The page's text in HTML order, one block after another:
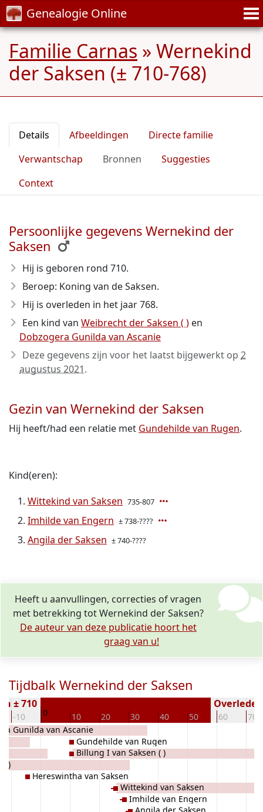
Genealogie Online
Familie Carnas » Wernekind
der Saksen (± 710-768)
Details Afbeeldingen
Directe familie
Verwantschap
Bronnen
Suggesties
Context
Persoonlijke gegevens Wernekind der
Saksen
Hij is geboren rond 710.
Beroep: Koning van de Saksen.
Hij is overleden in het jaar 768.
Een kind van Weibrecht der Saksen ( ) en
Dobzogera Gunilda van Ascanie
Deze gegevens zijn voor het laatst bijgewerkt op 2
augustus 2021.
Gezin van Wernekind der Saksen
Hij heeft/had een relatie met Gundehilde van Rugen.
Kind(eren):
Wittekind van Saksen 735-807
Imhilde van Engern ± 738-????
Angila der Saksen ± 740-????
Heeft u aanvullingen, correcties of vragen
met betrekking tot Wernekind der Saksen?
De auteur van deze publicatie hoort het
graag van u!
Tijdbalk Wernekind der Saksen
-10 0 10 20 30 40 50 60 70
± 710
( )
Gunilda van Ascanie
Hereswintha van Saksen
Gundehilde van Rugen
Billung I van Saksen ( )
Wittekind van Saksen
Imhilde van Engern